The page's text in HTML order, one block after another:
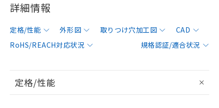
詳細情報
定格/性能 外形図 取りつけ穴加工図
CAD
RoHS/REACH対応状況
規格認証/適合状況
定格/性能